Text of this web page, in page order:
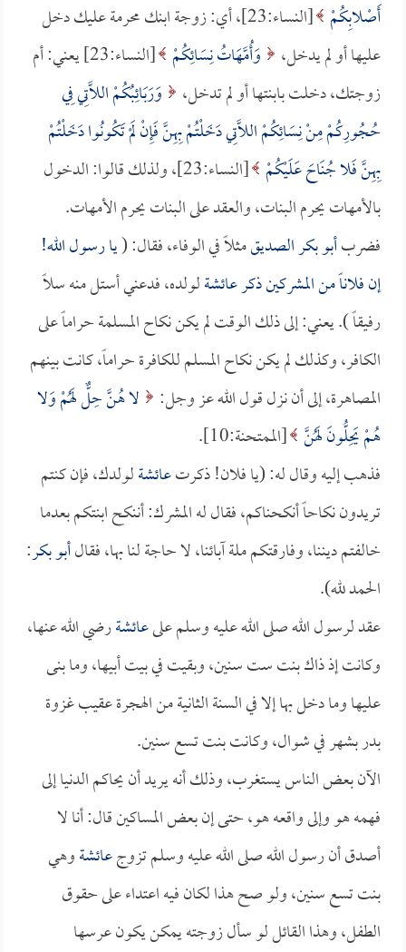
أَصْلابِكُمْ
[النساء:23]، أي: زوجة ابنك محرمة عليك دخل
عليها أو لم يدخل،
وَأُمَّهَاتُ نِسَائِكُمْ
[النساء:23] يعني: أم
زوجتك، دخلت بابنتها أو لم تدخل،
وَرَبَائِبُكُمْ اللاَّتِي فِي
حُجُورِكُمْ مِنْ نِسَائِكُمْ اللاَّتِي دَخَلْتُمْ بِهِنَّ فَإِنْ لَمْ تَكُونُوا دَخَلْتُمْ
بِهِنَّ فَلا جُنَاحَ عَلَيْكُمْ
[النساء:23]، ولذلك قالوا: الدخول
بالأمهات يحرم البنات، والعقد على البنات يحرم الأمهات.
فضربأبو بكر الصديقمثلاً في الوفاء، فقال: (يا رسول الله!
إن فلاناً من المشركين ذكرعائشةلولده، فدعني أستل منه سلاً
رفيقاً ). يعني: إلى ذلك الوقت لم يكن نكاح المسلمة حراماً على
الكافر، وكذلك لم يكن نكاح المسلم للكافرة حراماً، كانت بينهم
المصاهرة، إلى أن نزل قول الله عز وجل:
لا هُنَّ حِلٌّ لَهُمْ وَلا
هُمْ يَحِلُّونَ لَهُنَّ [الممتحنة:10].
فذهب إليه وقال له: (يا فلان! ذكرتعائشةلولدك، فإن كنتم
تريدون نكاحاً أنكحناكم، فقال له المشرك: أننكح ابنتكم بعدما
خالفتم ديننا، وفارقتكم ملة آبائنا، لا حاجة لنا بها، فقالأبو بكر:
الحمد لله).
عقد لرسول الله صلى الله عليه وسلم علىعائشةرضي الله عنها،
وكانت إذ ذاك بنت ست سنين، وبقيت في بيت أبيها، وما بنى
عليها وما دخل بها إلا في السنة الثانية من الهجرة عقيب غزوة
بدر بشهر في شوال، وكانت بنت تسع سنين.
الآن بعض الناس يستغرب، وذلك أنه يريد أن يحاكم الدنيا إلى
فهمه هو وإلى واقعه هو، حتى إن بعض المساكين قال: أنا لا
أصدق أن رسول الله صلى الله عليه وسلم تزوجعائشةوهي
بنت تسع سنين، ولو صح هذا لكان فيه اعتداء على حقوق
الطفل، وهذا القائل لو سأل زوجته يمكن يكون عرسها